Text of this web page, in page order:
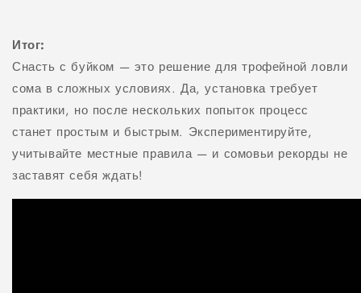
Итог:
Снасть с буйком — это решение для трофейной ловли
сома в сложных условиях. Да, установка требует
практики, но после нескольких попыток процесс
станет простым и быстрым. Экспериментируйте,
учитывайте местные правила — и сомовьи рекорды не
заставят себя ждать!